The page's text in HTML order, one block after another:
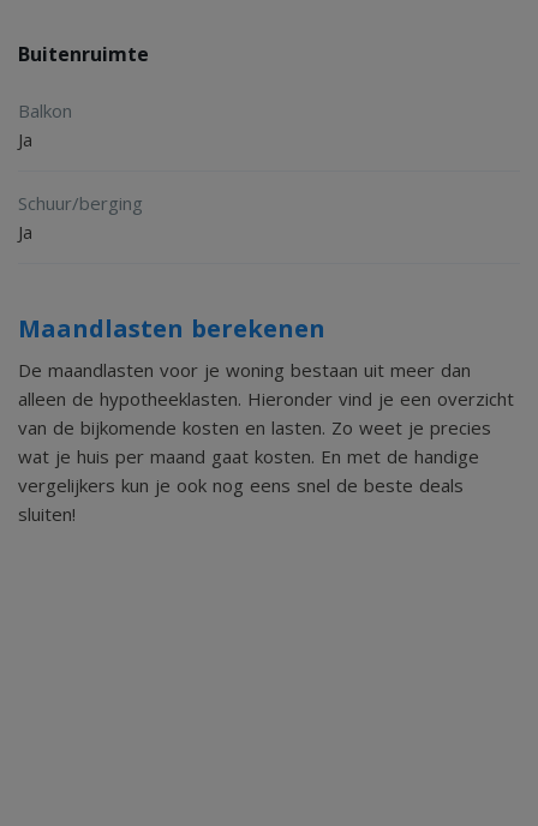
Buitenruimte
Balkon
Ja
Schuur/berging
Ja
Maandlasten berekenen
De maandlasten voor je woning bestaan uit meer dan
alleen de hypotheeklasten. Hieronder vind je een overzicht
van de bijkomende kosten en lasten. Zo weet je precies
wat je huis per maand gaat kosten. En met de handige
vergelijkers kun je ook nog eens snel de beste deals
sluiten!